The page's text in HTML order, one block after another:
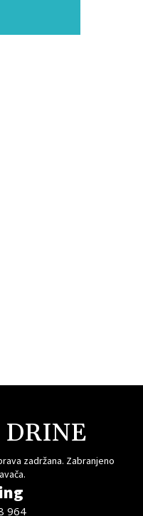
DRINE
zadržana. Zabranjeno
964